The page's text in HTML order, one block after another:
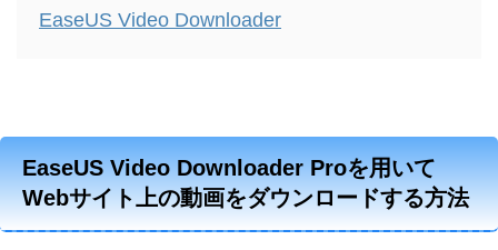
EaseUS Video Downloader
EaseUS Video Downloader Proを用いて
Webサイト上の動画をダウンロードする方法